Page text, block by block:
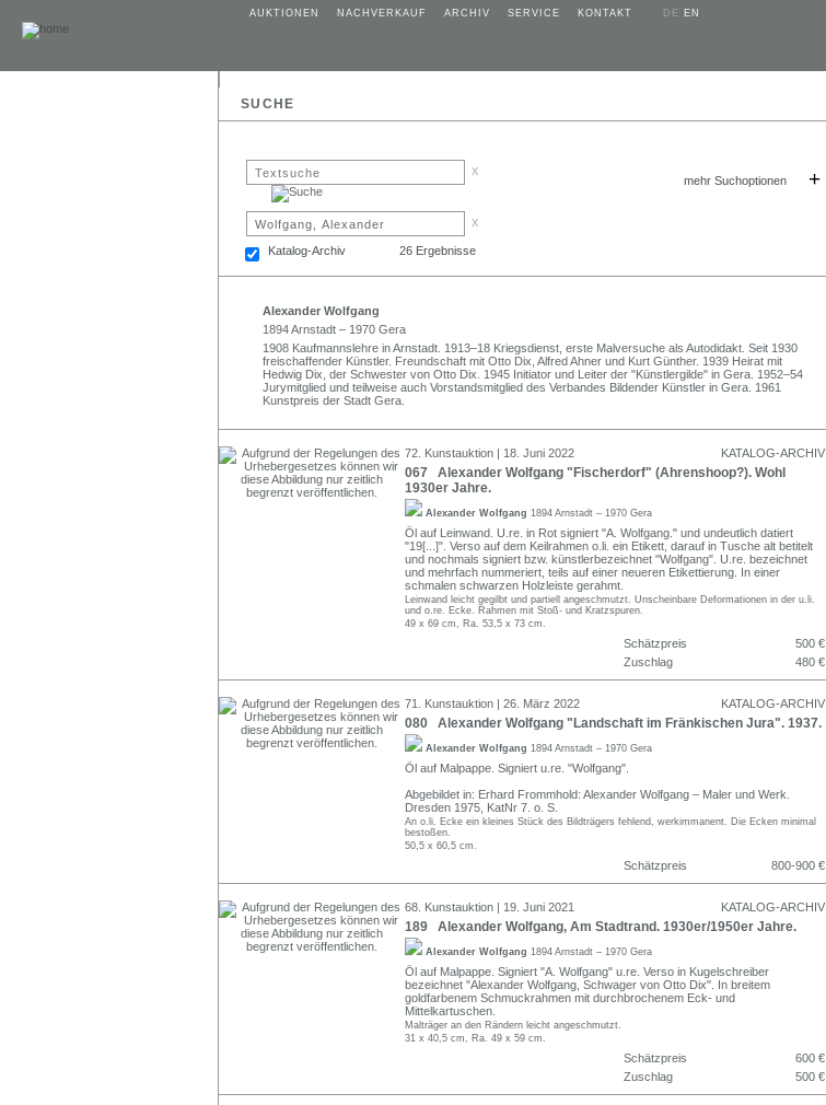
AUKTIONEN NACHVERKAUF ARCHIV SERVICE KONTAKT DE EN
SUCHE
x
mehr Suchoptionen +
x
Katalog-Archiv 26 Ergebnisse
Alexander Wolfgang
1894 Arnstadt – 1970 Gera
1908 Kaufmannslehre in Arnstadt. 1913–18 Kriegsdienst, erste Malversuche als Autodidakt. Seit 1930
freischaffender Künstler. Freundschaft mit Otto Dix, Alfred Ahner und Kurt Günther. 1939 Heirat mit
Hedwig Dix, der Schwester von Otto Dix. 1945 Initiator und Leiter der "Künstlergilde" in Gera. 1952–54
Jurymitglied und teilweise auch Vorstandsmitglied des Verbandes Bildender Künstler in Gera. 1961
Kunstpreis der Stadt Gera.
72. Kunstauktion | 18. Juni 2022 KATALOG-ARCHIV
067 Alexander Wolfgang "Fischerdorf" (Ahrenshoop?). Wohl
1930er Jahre.
Alexander Wolfgang 1894 Arnstadt – 1970 Gera
Öl auf Leinwand. U.re. in Rot signiert "A. Wolfgang." und undeutlich datiert
"19[...]". Verso auf dem Keilrahmen o.li. ein Etikett, darauf in Tusche alt betitelt
und nochmals signiert bzw. künstlerbezeichnet "Wolfgang". U.re. bezeichnet
und mehrfach nummeriert, teils auf einer neueren Etikettierung. In einer
schmalen schwarzen Holzleiste gerahmt.
Leinwand leicht gegilbt und partiell angeschmutzt. Unscheinbare Deformationen in der u.li.
und o.re. Ecke. Rahmen mit Stoß- und Kratzspuren.
49 x 69 cm, Ra. 53,5 x 73 cm.
Schätzpreis
500 €
Zuschlag
480 €
71. Kunstauktion | 26. März 2022 KATALOG-ARCHIV
080 Alexander Wolfgang "Landschaft im Fränkischen Jura". 1937.
Alexander Wolfgang 1894 Arnstadt – 1970 Gera
Öl auf Malpappe. Signiert u.re. "Wolfgang".
Abgebildet in: Erhard Frommhold: Alexander Wolfgang – Maler und Werk.
Dresden 1975, KatNr 7. o. S.
An o.li. Ecke ein kleines Stück des Bildträgers fehlend, werkimmanent. Die Ecken minimal
bestoßen.
50,5 x 60,5 cm.
Schätzpreis 800-900 €
68. Kunstauktion | 19. Juni 2021 KATALOG-ARCHIV
189 Alexander Wolfgang, Am Stadtrand. 1930er/1950er Jahre.
Alexander Wolfgang 1894 Arnstadt – 1970 Gera
Öl auf Malpappe. Signiert "A. Wolfgang" u.re. Verso in Kugelschreiber
bezeichnet "Alexander Wolfgang, Schwager von Otto Dix". In breitem
goldfarbenem Schmuckrahmen mit durchbrochenem Eck- und
Mittelkartuschen.
Malträger an den Rändern leicht angeschmutzt.
31 x 40,5 cm, Ra. 49 x 59 cm.
Schätzpreis
600 €
Zuschlag
500 €